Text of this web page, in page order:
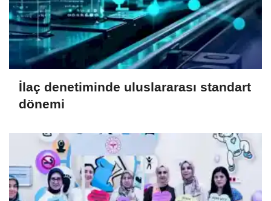
İlaç denetiminde uluslararası standart
dönemi